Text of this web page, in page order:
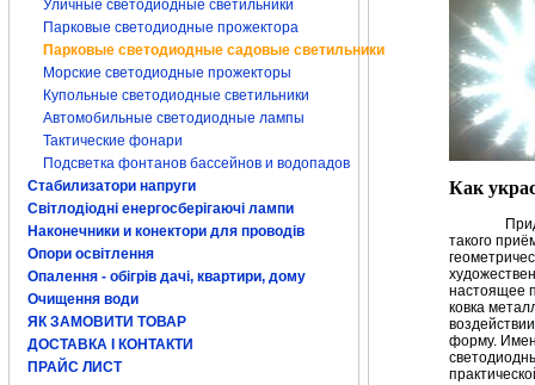
Уличные светодиодные светильники
Парковые светодиодные прожектора
Парковые светодиодные садовые светильники
Морские светодиодные прожекторы
Купольные светодиодные светильники
Автомобильные светодиодные лампы
Тактические фонари
Подсветка фонтанов бассейнов и водопадов
Стабилизатори напруги
Світлодіодні енергосберігаючі лампи
Наконечники и конектори для проводів
Опори освітлення
Опалення - обігрів дачі, квартири, дому
Очищення води
ЯК ЗАМОВИТИ ТОВАР
ДОСТАВКА І КОНТАКТИ
ПРАЙС ЛИСТ
Как
такого
настоящее
ковка
форму.